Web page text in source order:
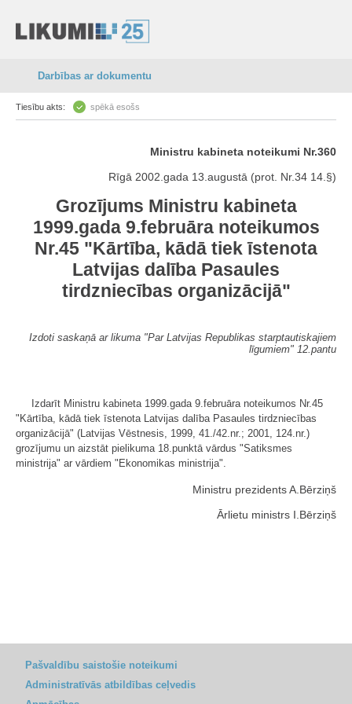
Darbības ar dokumentu
Tiesību akts: spēkā esošs
Ministru kabineta noteikumi Nr.360
Rīgā 2002.gada 13.augustā (prot. Nr.34 14.§)
Grozījums Ministru kabineta
1999.gada 9.februāra noteikumos
Nr.45 "Kārtība, kādā tiek īstenota
Latvijas dalība Pasaules
tirdzniecības organizācijā"
Izdoti saskaņā ar likuma "Par Latvijas Republikas starptautiskajiem
līgumiem" 12.pantu
Izdarīt Ministru kabineta 1999.gada 9.februāra noteikumos Nr.45
"Kārtība, kādā tiek īstenota Latvijas dalība Pasaules tirdzniecības
organizācijā" (Latvijas Vēstnesis, 1999, 41./42.nr.; 2001, 124.nr.)
grozījumu un aizstāt pielikuma 18.punktā vārdus "Satiksmes
ministrija" ar vārdiem "Ekonomikas ministrija".
Ministru prezidents A.Bērziņš
Ārlietu ministrs I.Bērziņš
Pašvaldību saistošie noteikumi
Administratīvās atbildības ceļvedis